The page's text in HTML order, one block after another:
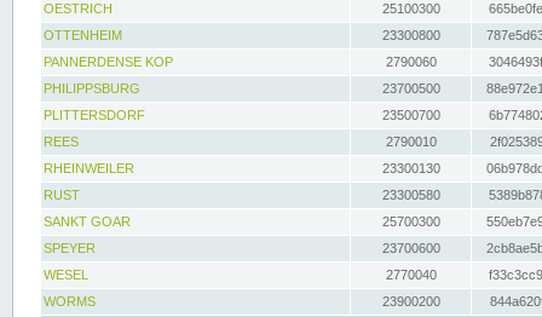
OESTRICH
25100300
OTTENHEIM
23300800
PANNERDENSE KOP
2790060
PHILIPPSBURG
23700500
PLITTERSDORF
23500700
REES
2790010
RHEINWEILER
23300130
RUST
23300580
SANKT GOAR
25700300
SPEYER
23700600
WESEL
2770040
WORMS
23900200